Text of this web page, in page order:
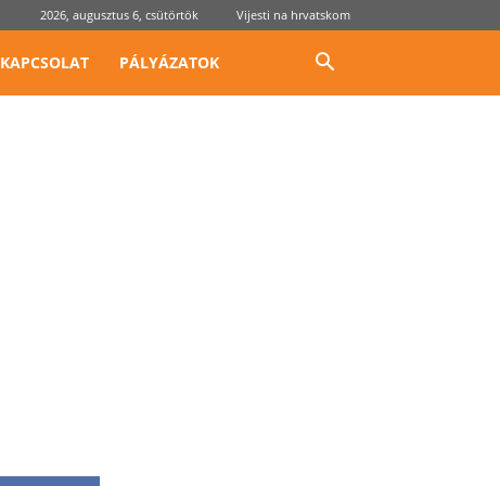
2026, augusztus 6, csütörtök Vijesti na hrvatskom
KAPCSOLAT PÁLYÁZATOK